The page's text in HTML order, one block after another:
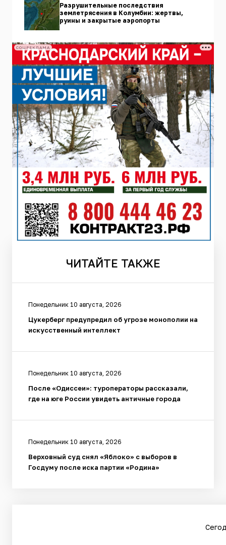
Разрушительные последствия
землетрясения в Колумбии: жертвы,
руины и закрытые аэропорты
СОЦРЕКЛАМА
ЧИТАЙТЕ ТАКЖЕ
Понедельник 10 августа, 2026
Цукерберг предупредил об угрозе монополии на
искусственный интеллект
Понедельник 10 августа, 2026
После «Одиссеи»: туроператоры рассказали,
где на юге России увидеть античные города
Понедельник 10 августа, 2026
Верховный суд снял «Яблоко» с выборов в
Госдуму после иска партии «Родина»